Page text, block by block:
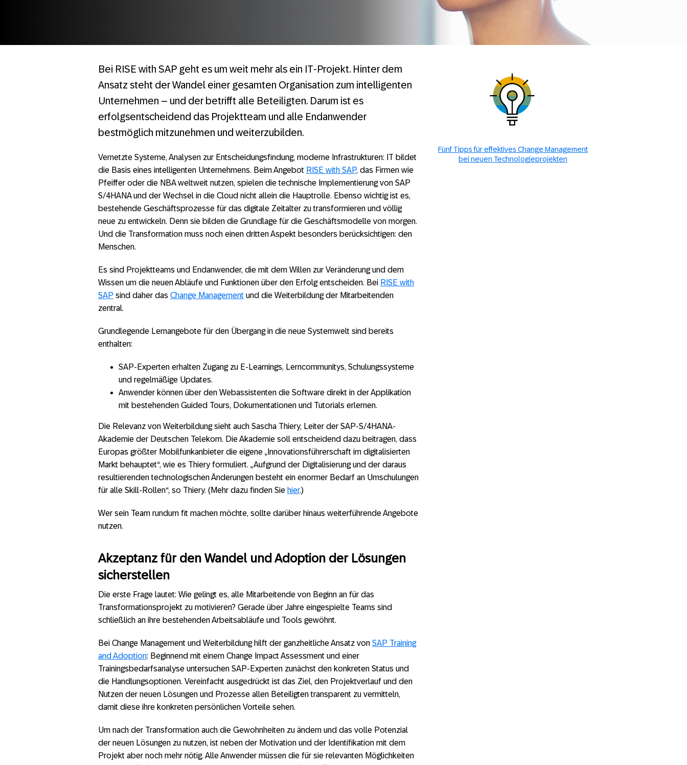
Bei RISE with SAP geht es um weit mehr als ein IT-Projekt. Hinter dem
Ansatz steht der Wandel einer gesamten Organisation zum intelligenten
Unternehmen – und der betrifft alle Beteiligten. Darum ist es
erfolgsentscheidend das Projektteam und alle Endanwender
bestmöglich mitzunehmen und weiterzubilden.
Vernetzte Systeme, Analysen zur Entscheidungsfindung, moderne Infrastrukturen: IT bildet
die Basis eines intelligenten Unternehmens. Beim Angebot RISE with SAP, das Firmen wie
Pfeiffer oder die NBA weltweit nutzen, spielen die technische Implementierung von SAP
S/4HANA und der Wechsel in die Cloud nicht allein die Hauptrolle. Ebenso wichtig ist es,
bestehende Geschäftsprozesse für das digitale Zeitalter zu transformieren und völlig
neue zu entwickeln. Denn sie bilden die Grundlage für die Geschäftsmodelle von morgen.
Und die Transformation muss noch einen dritten Aspekt besonders berücksichtigen: den
Menschen.
Es sind Projektteams und Endanwender, die mit dem Willen zur Veränderung und dem
Wissen um die neuen Abläufe und Funktionen über den Erfolg entscheiden. Bei RISE with
SAP sind daher das Change Management und die Weiterbildung der Mitarbeitenden
zentral.
Grundlegende Lernangebote für den Übergang in die neue Systemwelt sind bereits
enthalten:
SAP-Experten erhalten Zugang zu E-Learnings, Lerncommunitys, Schulungssysteme
und regelmäßige Updates.
Anwender können über den Webassistenten die Software direkt in der Applikation
mit bestehenden Guided Tours, Dokumentationen und Tutorials erlernen.
Die Relevanz von Weiterbildung sieht auch Sascha Thiery, Leiter der SAP-S/4HANA-
Akademie der Deutschen Telekom. Die Akademie soll entscheidend dazu beitragen, dass
Europas größter Mobilfunkanbieter die eigene „Innovationsführerschaft im digitalisierten
Markt behauptet“, wie es Thiery formuliert. „Aufgrund der Digitalisierung und der daraus
resultierenden technologischen Änderungen besteht ein enormer Bedarf an Umschulungen
für alle Skill-Rollen“, so Thiery. (Mehr dazu finden Sie hier.)
Wer sein Team rundum fit machen möchte, sollte darüber hinaus weiterführende Angebote
nutzen.
Akzeptanz für den Wandel und Adoption der Lösungen
sicherstellen
Die erste Frage lautet: Wie gelingt es, alle Mitarbeitende von Beginn an für das
Transformationsprojekt zu motivieren? Gerade über Jahre eingespielte Teams sind
schließlich an ihre bestehenden Arbeitsabläufe und Tools gewöhnt.
Bei Change Management und Weiterbildung hilft der ganzheitliche Ansatz von SAP Training
and Adoption: Beginnend mit einem Change Impact Assessment und einer
Trainingsbedarfsanalyse untersuchen SAP-Experten zunächst den konkreten Status und
die Handlungsoptionen. Vereinfacht ausgedrückt ist das Ziel, den Projektverlauf und den
Nutzen der neuen Lösungen und Prozesse allen Beteiligten transparent zu vermitteln,
damit diese ihre konkreten persönlichen Vorteile sehen.
Um nach der Transformation auch die Gewohnheiten zu ändern und das volle Potenzial
der neuen Lösungen zu nutzen, ist neben der Motivation und der Identifikation mit dem
Projekt aber noch mehr nötig. Alle Anwender müssen die für sie relevanten Möglichkeiten
Fünf Tipps für effektives Change Management
bei neuen Technologieprojekten